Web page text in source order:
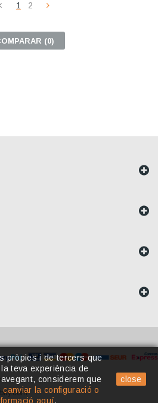
pròpies i de tercers que
teva experiència de
considerem que
canviar la configuració o
aquí.
close
1 2
(0)